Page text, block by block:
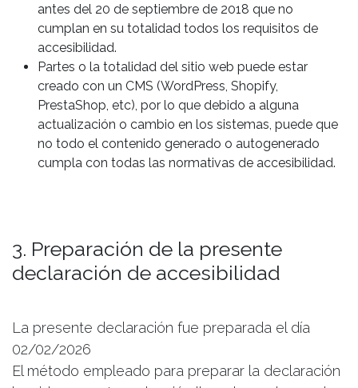
antes del 20 de septiembre de 2018 que no
cumplan en su totalidad todos los requisitos de
accesibilidad.
Partes o la totalidad del sitio web puede estar
creado con un CMS (WordPress, Shopify,
PrestaShop, etc), por lo que debido a alguna
actualización o cambio en los sistemas, puede que
no todo el contenido generado o autogenerado
cumpla con todas las normativas de accesibilidad.
3. Preparación de la presente
declaración de accesibilidad
La presente declaración fue preparada el día
02/02/2026
El método empleado para preparar la declaración